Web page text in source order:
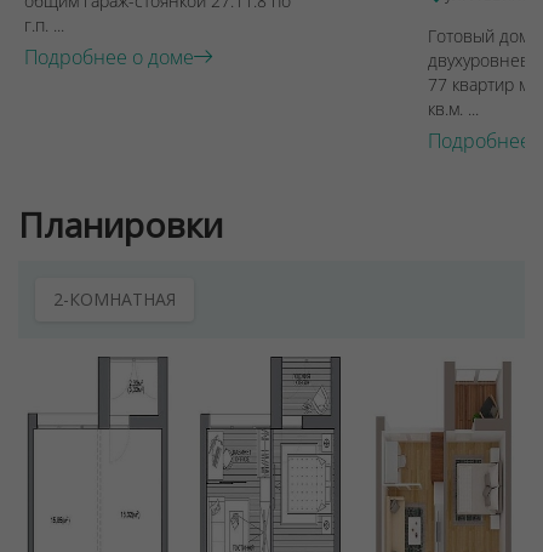
г.п. ...
Подробнее о доме
Готовый дом
77 квартир
кв.м. ...
Подробнее
Планировки
2-КОМНАТНАЯ